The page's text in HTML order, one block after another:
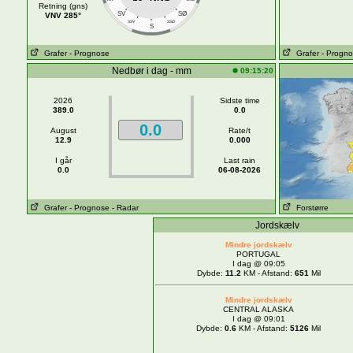
Retning (gns)
VNV 285°
SV SØ
SSV SSØ
S
Grafer - Prognose Grafer -
Nedbør i dag - mm 09:15:20
2026
389.0
August
12.9
I går
0.0
0.0
Sidste time
0.0
Rate/t
0.000
Last rain
06-08-2026
Grafer - Prognose - Radar Forstørre
Jordskælv
Mindre jordskælv
PORTUGAL
I dag @ 09:05
Dybde: 11.2 KM - Afstand: 651 Mil
Mindre jordskælv
CENTRAL ALASKA
I dag @ 09:01
Dybde: 0.6 KM - Afstand: 5126 Mil